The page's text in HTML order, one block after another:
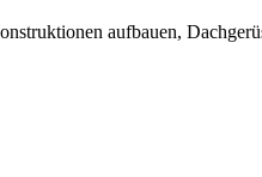
aufbauen,